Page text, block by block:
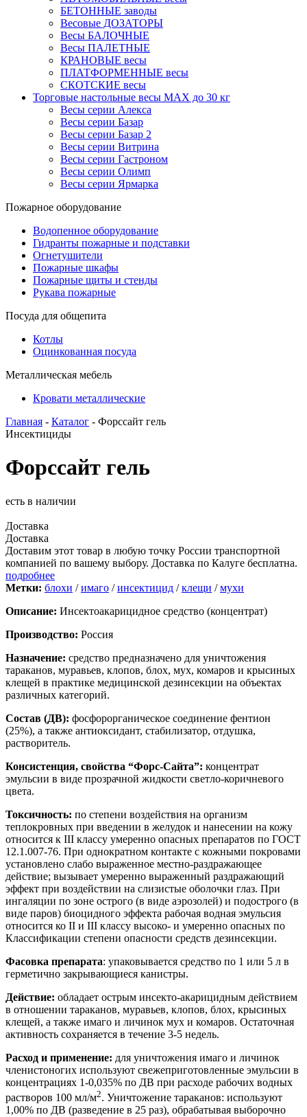
БЕТОННЫЕ заводы
Весовые ДОЗАТОРЫ
Весы БАЛОЧНЫЕ
Весы ПАЛЕТНЫЕ
КРАНОВЫЕ весы
ПЛАТФОРМЕННЫЕ весы
СКОТСКИЕ весы
Торговые настольные весы MAX до 30 кг
Весы серии Алекса
Весы серии Базар
Весы серии Базар 2
Весы серии Витрина
Весы серии Гастроном
Весы серии Олимп
Весы серии Ярмарка
Пожарное оборудование
Водопенное оборудование
Гидранты пожарные и подставки
Огнетушители
Пожарные шкафы
Пожарные щиты и стенды
Рукава пожарные
Посуда для общепита
Котлы
Оцинкованная посуда
Металлическая мебель
Кровати металлические
Главная - Каталог - Форссайт гель
Инсектициды
Форссайт гель
есть в наличии
Доставка
Доставка
Доставим этот товар в любую точку России транспортной
компанией по вашему выбору. Доставка по Калуге бесплатна.
подробнее
Метки: блохи /имаго /инсектицид /клещи /мухи
Описание: Инсектоакарицидное средство (концентрат)
Производство: Россия
Назначение: средство предназначено для уничтожения
тараканов, муравьев, клопов, блох, мух, комаров и крысиных
клещей в практике медицинской дезинсекции на объектах
различных категорий.
Состав (ДВ): фосфорорганическое соединение фентион
(25%), а также антиоксидант, стабилизатор, отдушка,
растворитель.
Консистенция, свойства “Форс-Сайта”: концентрат
эмульсии в виде прозрачной жидкости светло-коричневого
цвета.
Токсичность: по степени воздействия на организм
теплокровных при введении в желудок и нанесении на кожу
относится к III классу умеренно опасных препаратов по ГОСТ
12.1.007-76. При однократном контакте с кожными покровами
установлено слабо выраженное местно-раздражающее
действие; вызывает умеренно выраженный раздражающий
эффект при воздействии на слизистые оболочки глаз. При
ингаляции по зоне острого (в виде аэрозолей) и подострого (в
виде паров) биоцидного эффекта рабочая водная эмульсия
относится ко II и III классу высоко- и умеренно опасных по
Классификации степени опасности средств дезинсекции.
Фасовка препарата: упаковывается средство по 1 или 5 л в
герметично закрывающиеся канистры.
Действие: обладает острым инсекто-акарицидным действием
в отношении тараканов, муравьев, клопов, блох, крысиных
клещей, а также имаго и личинок мух и комаров. Остаточная
активность сохраняется в течение 3-5 недель.
Расход и применение: для уничтожения имаго и личинок
членистоногих используют свежеприготовленные эмульсии в
концентрациях 1-0,035% по ДВ при расходе рабочих водных
растворов 100 мл/м2. Уничтожение тараканов: используют
1,00% по ДВ (разведение в 25 раз), обрабатывая выборочно